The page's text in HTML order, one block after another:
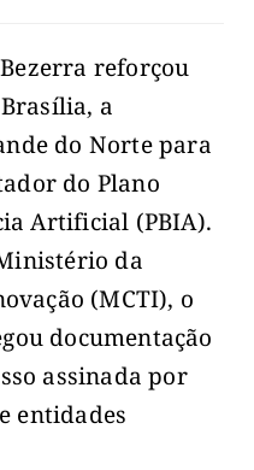
reforçou
a
do Norte para
do Plano
Artificial (PBIA).
da
(MCTI), o
documentação
assinada por
entidades